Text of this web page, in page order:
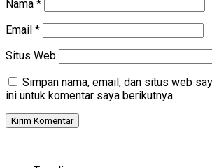
Nama *
Email *
Situs Web
Simpan nama, email, dan situs web
ini untuk komentar saya berikutnya.